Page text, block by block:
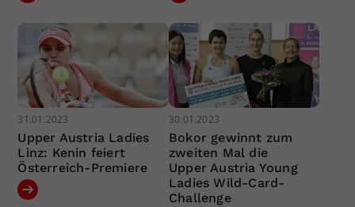
31.01.2023
Upper Austria Ladies
Linz: Kenin feiert
Österreich-Premiere
30.01.2023
Bokor gewinnt zum
zweiten Mal die
Upper Austria Young
Ladies Wild-Card-
Challenge